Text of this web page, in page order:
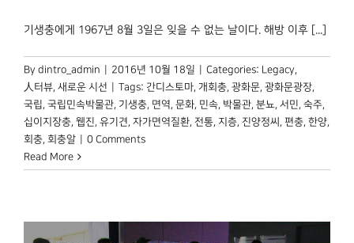
기생충에게 1967년 8월 3일은 잊을 수 없는 날이다. 해방 이후 [...]
By dintro_admin 2016년 10월 18일 Categories: Legacy,
人터뷰, 새로운 시선 Tags: 간디스토마, 개회충, 광화문, 광화문광장,
국립, 국립민속박물관, 기생충, 면역, 문화, 민속, 박물관, 분뇨, 서민, 숙주,
십이지장충, 웹진, 유기견, 자가면역질환, 전통, 지층, 진양정씨 , 편충, 한양,
회충, 회충알
0 Comments
Read More